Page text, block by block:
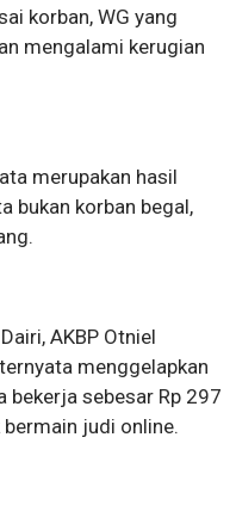
korban, WG yang
mengalami kerugian
merupakan hasil
bukan korban begal,
AKBP Otniel
menggelapkan
bekerja sebesar Rp 297
judi online.